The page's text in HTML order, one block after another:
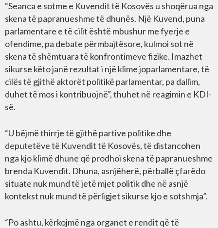
“Seanca e sotme e Kuvendit të Kosovës u shoqërua nga
skena të papranueshme të dhunës. Një Kuvend, puna
parlamentare e të cilit është mbushur me fyerje e
ofendime, pa debate përmbajtësore, kulmoi sot në
skena të shëmtuara të konfrontimeve fizike. Imazhet
sikurse këto janë rezultat i një klime joparlamentare, të
cilës të gjithë aktorët politikë parlamentar, pa dallim,
duhet të mos i kontribuojnë”, thuhet në reagimin e KDI-
së.
“U bëjmë thirrje të gjithë partive politike dhe
deputetëve të Kuvendit të Kosovës, të distancohen
nga kjo klimë dhune që prodhoi skena të papranueshme
brenda Kuvendit. Dhuna, asnjëherë, përballë çfarëdo
situate nuk mund të jetë mjet politik dhe në asnjë
kontekst nuk mund të përligjet sikurse kjo e sotshmja”.
“Po ashtu, kërkojmë nga organet e rendit që të